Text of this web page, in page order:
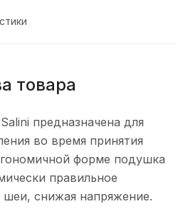
товара
предназначена для
во время принятия
форме подушка
правильное
снижая напряжение.